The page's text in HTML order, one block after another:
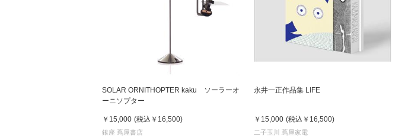
SOLAR ORNITHOPTER kaku ソーラーオ
ーニソプター
￥15,000 (税込 ￥16,500)
銀座 蔦屋書店
永井一正作品集 LIFE
￥15,000 (税込 ￥16,500)
二子玉川 蔦屋家電